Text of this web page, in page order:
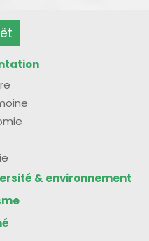
& environnement